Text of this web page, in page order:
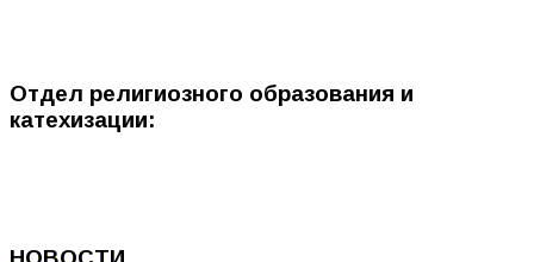
Отдел религиозного образования и
катехизации: